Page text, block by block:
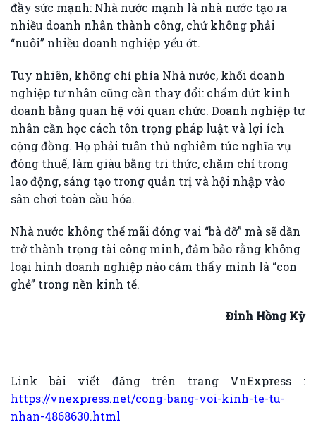
đầy sức mạnh: Nhà nước mạnh là nhà nước tạo ra
nhiều doanh nhân thành công, chứ không phải
“nuôi” nhiều doanh nghiệp yếu ớt.
Tuy nhiên, không chỉ phía Nhà nước, khối doanh
nghiệp tư nhân cũng cần thay đổi: chấm dứt kinh
doanh bằng quan hệ với quan chức. Doanh nghiệp tư
nhân cần học cách tôn trọng pháp luật và lợi ích
cộng đồng. Họ phải tuân thủ nghiêm túc nghĩa vụ
đóng thuế, làm giàu bằng tri thức, chăm chỉ trong
lao động, sáng tạo trong quản trị và hội nhập vào
sân chơi toàn cầu hóa.
Nhà nước không thể mãi đóng vai “bà đỡ” mà sẽ dần
trở thành trọng tài công minh, đảm bảo rằng không
loại hình doanh nghiệp nào cảm thấy mình là “con
ghẻ” trong nền kinh tế.
Đinh Hồng Kỳ
Link bài viết đăng trên trang VnExpress :
https://vnexpress.net/cong-bang-voi-kinh-te-tu-
nhan-4868630.html